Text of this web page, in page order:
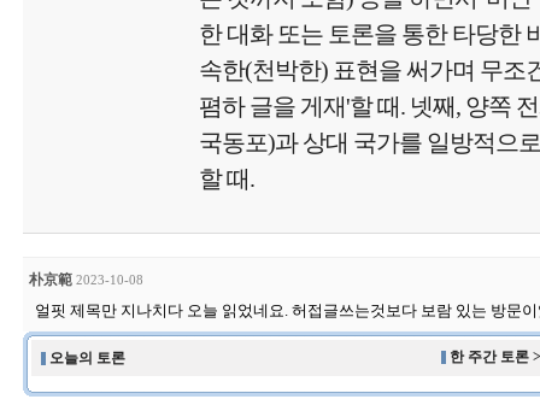
한 대화 또는 토론을 통한 타당한
속한(천박한) 표현을 써가며 무조
폄하 글을 게재'할 때. 넷째, 양쪽
국동포)과 상대 국가를 일방적으
할 때.
朴京範 2023-10-08
얼핏 제목만 지나치다 오늘 읽었네요. 허접글쓰는것보다 보람 있는 방문
오늘의 토론 한 주간 토론